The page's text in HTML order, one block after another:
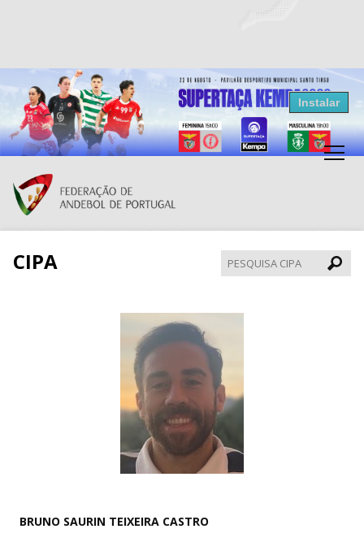
Resultados Andebol
Federação de Andebol de Portugal
Grátis - Disponivel na Play Store
Instalar
CIPA
CIPA
BRUNO SAURIN TEIXEIRA CASTRO